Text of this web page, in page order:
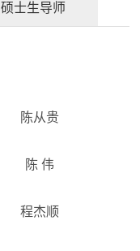
硕士生导师
陈从贵
陈 伟
程杰顺